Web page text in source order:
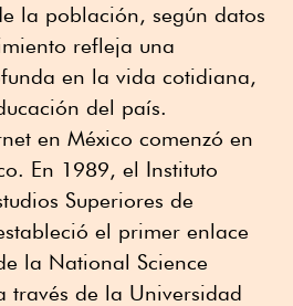
la población, según datos
refleja una
en la vida cotidiana,
del país.
en México comenzó en
En 1989, el Instituto
Superiores de
el primer enlace
la National Science
través de la Universidad